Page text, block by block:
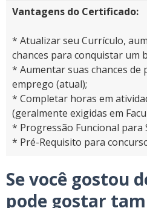
Vantagens do Certificado:
* Atualizar seu Currículo,
chances para conquistar um
* Aumentar suas chances de
emprego (atual);
* Completar horas em
(geralmente exigidas em
* Progressão Funcional para
* Pré-Requisito para
Se você gostou
pode gostar